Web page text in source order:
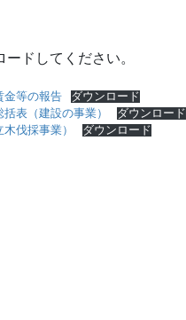
ドしてください。
金等の報告
ダウンロード
表（建設の事業）
ダウンロード
伐採事業）
ダウンロード